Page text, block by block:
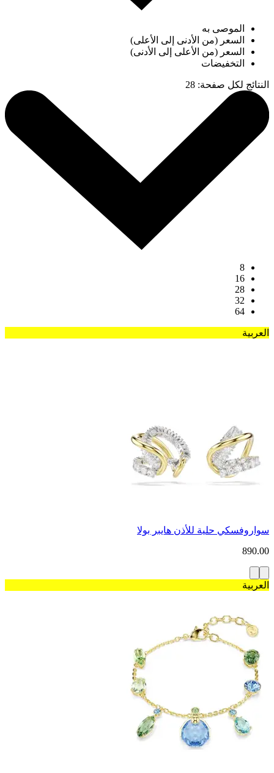
الموصى به
السعر (من الأدنى إلى الأعلى)
السعر (من الأعلى إلى الأدنى)
التخفيضات
النتائج لكل صفحة:
28
8
16
28
32
64
العربية
سواروفسكي حلية للأذن هايبر بولا
890.00
العربية